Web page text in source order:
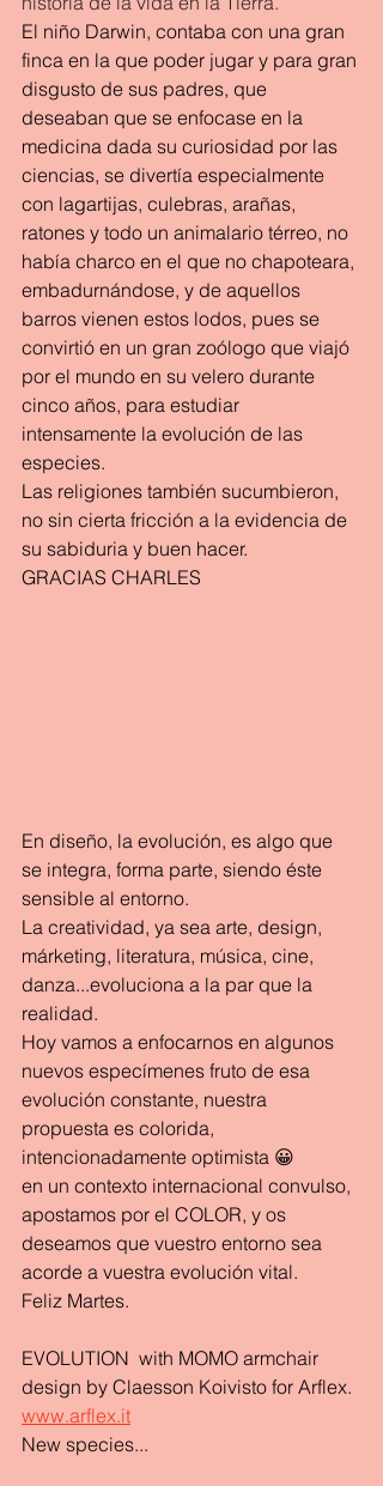
El niño Darwin, contaba con una gran
finca en la que poder jugar y para gran
disgusto de sus padres, que
deseaban que se enfocase en la
medicina dada su curiosidad por las
ciencias, se divertía especialmente
con lagartijas, culebras, arañas,
ratones y todo un animalario térreo, no
había charco en el que no chapoteara,
embadurnándose, y de aquellos
barros vienen estos lodos, pues se
convirtió en un gran zoólogo que viajó
por el mundo en su velero durante
cinco años, para estudiar
intensamente la evolución de las
especies.
Las religiones también sucumbieron,
no sin cierta fricción a la evidencia de
su sabiduria y buen hacer.
GRACIAS CHARLES
En diseño, la evolución, es algo que
se integra, forma parte, siendo éste
sensible al entorno.
La creatividad, ya sea arte, design,
márketing, literatura, música, cine,
danza...evoluciona a la par que la
realidad.
Hoy vamos a enfocarnos en algunos
nuevos especímenes fruto de esa
evolución constante, nuestra
propuesta es colorida,
intencionadamente optimista 😀
en un contexto internacional convulso,
apostamos por el COLOR, y os
deseamos que vuestro entorno sea
acorde a vuestra evolución vital.
Feliz Martes.
EVOLUTION  with MOMO armchair
design by Claesson Koivisto for Arflex.
www.arflex.it
New species...